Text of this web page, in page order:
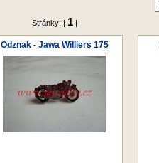
Stránky: | 1 |
Odznak - Jawa Williers 175